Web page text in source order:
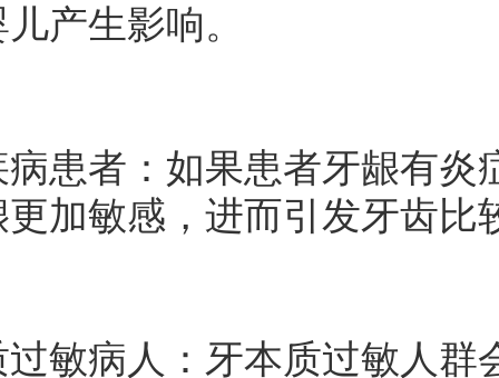
产生影响。
者：如果患者牙龈有炎
加敏感，进而引发牙齿比
病人：牙本质过敏人群